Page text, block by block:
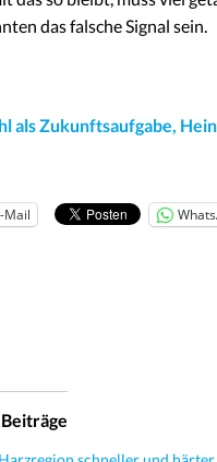
das falsche Signal sein.
als Zukunftsaufgabe,
Mail